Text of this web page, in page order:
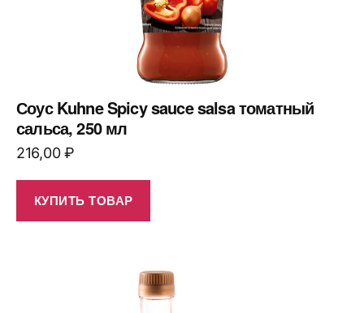
Соус Kuhne Spicy sauce salsa томатный
сальса, 250 мл
216,00₽
КУПИТЬ ТОВАР